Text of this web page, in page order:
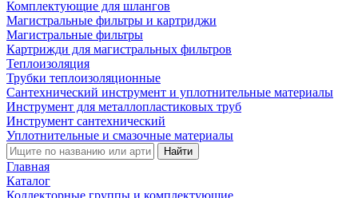
Комплектующие для шлангов
Магистральные фильтры и картриджи
Магистральные фильтры
Картрижди для магистральных фильтров
Теплоизоляция
Трубки теплоизоляционные
Сантехнический инструмент и уплотнительные материалы
Инструмент для металлопластиковых труб
Инструмент сантехнический
Уплотнительные и смазочные материалы
Найти
Главная
Каталог
Коллекторные группы и комплектующие